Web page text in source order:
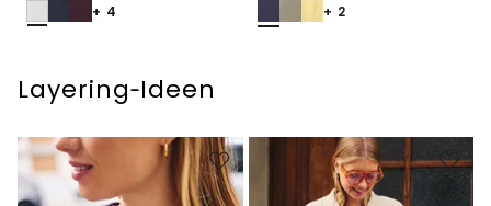
+ 4 + 2
Layering‑Ideen